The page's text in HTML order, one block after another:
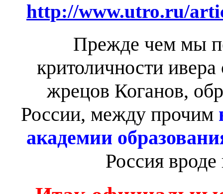
http://www.utro.ru/
Прежде чем мы
критоличности
жрецов Коганов,
России, между прочим
академии
Россия